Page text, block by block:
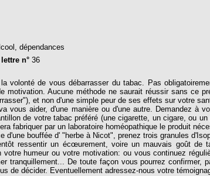
dépendances
n°36
volonté de vous débarrasser du tabac. Pas
motivation. Aucune méthode ne saurait réussir sans ce
et non d'une simple peur de ses effets sur votre
vous aider, d'une manière ou d'une autre. Demandez à
de votre tabac préféré (une cigarette, un cigare, ou
fabriquer par un laboratoire homéopathique le produit
d'une bouffée d' "herbe à Nicot", prenez trois granules
ressentir un écœurement, voire un mauvais goût de
humeur ou votre motivation: ou vous continuez
tranquillement... De toute façon vous pourrez confirmer,
de décider. Eventuellement adressez-nous votre